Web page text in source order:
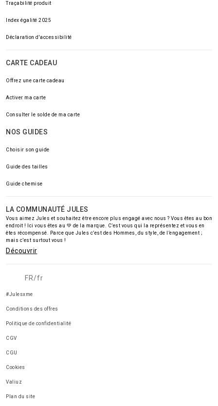
Traçabilité produit
Index égalité 2025
Déclaration d'accessibilité
CARTE CADEAU
Offrez une carte cadeau
Activer ma carte
Consulter le solde de ma carte
NOS GUIDES
Choisir son guide
Guide des tailles
Guide chemise
LA COMMUNAUTÉ JULES
Vous aimez Jules et souhaitez être encore plus engagé avec nous ? Vous êtes au bon
endroit ! Ici vous êtes au 💚 de la marque. C’est vous qui la représentez et vous en
êtes récompensé. Parce que Jules c’est des Hommes, du style, de l’engagement ;
mais c’est surtout vous !
Découvrir
FR/fr
#Julesxme
Conditions des offres
Politique de confidentialité
CGV
CGU
Cookies
Valiuz
Plan du site